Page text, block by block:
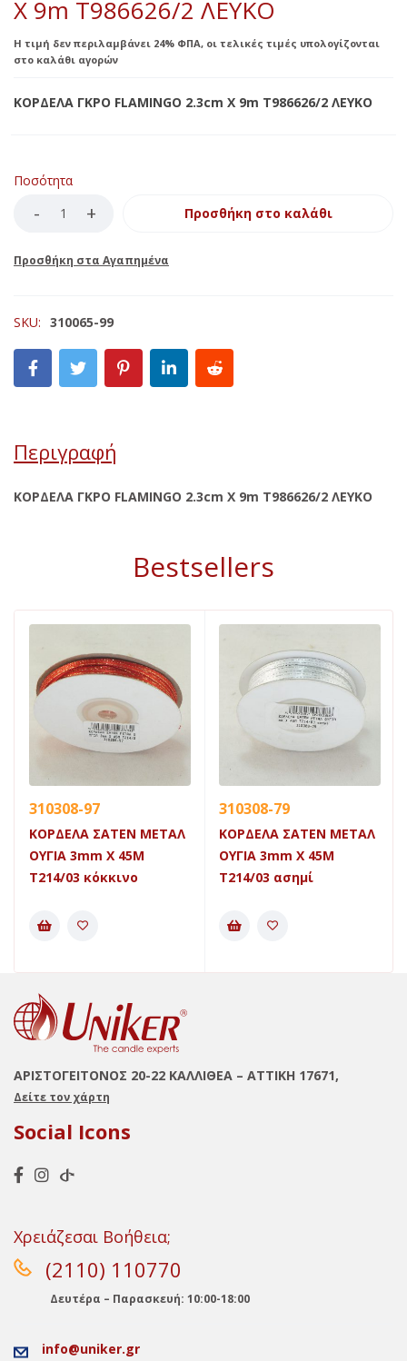
X 9m Τ986626/2 ΛΕΥΚΟ
Η τιμή δεν περιλαμβάνει 24% ΦΠΑ, οι τελικές τιμές υπολογίζονται
στο καλάθι αγορών
ΚΟΡΔΕΛΑ ΓΚΡΟ FLAMINGO 2.3cm X 9m Τ986626/2 ΛΕΥΚΟ
Ποσότητα
Προσθήκη στο καλάθι
SKU: 310065-99
Περιγραφή
ΚΟΡΔΕΛΑ ΓΚΡΟ FLAMINGO 2.3cm X 9m Τ986626/2 ΛΕΥΚΟ
Bestsellers
310308-97
ΚΟΡΔΕΛΑ ΣΑΤΕΝ ΜΕΤΑΛ
ΟΥΓΙΑ 3mm X 45Μ
Τ214/03 κόκκινο
310308-79
ΚΟΡΔΕΛΑ ΣΑΤΕΝ ΜΕΤΑΛ
ΟΥΓΙΑ 3mm X 45Μ
Τ214/03 ασημί
ΑΡΙΣΤΟΓΕΙΤΟΝΟΣ 20-22 ΚΑΛΛΙΘΕΑ – ΑΤΤΙΚΗ 17671,
Δείτε τον χάρτη
Social Icons
Χρειάζεσαι Βοήθεια;
(2110) 110770
Δευτέρα – Παρασκευή: 10:00-18:00
info@uniker.gr